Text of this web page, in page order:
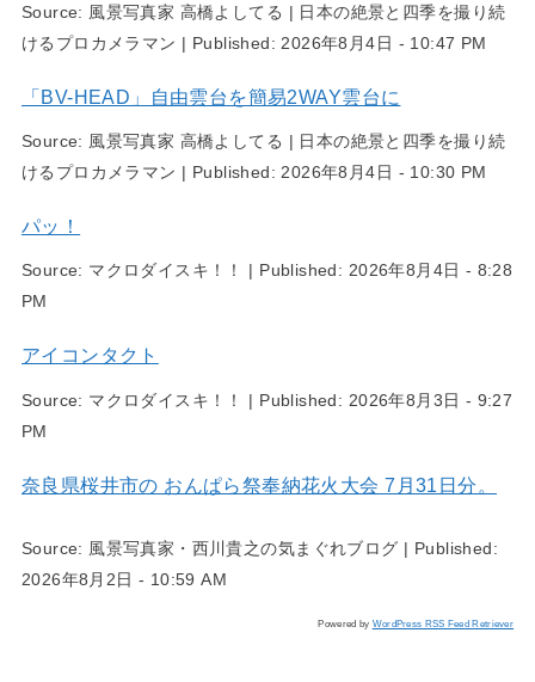
Source: 風景写真家 高橋よしてる | 日本の絶景と四季を撮り続
けるプロカメラマン | Published: 2026年8月4日 - 10:47 PM
「BV-HEAD」自由雲台を簡易2WAY雲台に
Source: 風景写真家 高橋よしてる | 日本の絶景と四季を撮り続
けるプロカメラマン | Published: 2026年8月4日 - 10:30 PM
パッ！
Source: マクロダイスキ！！ | Published: 2026年8月4日 - 8:28
PM
アイコンタクト
Source: マクロダイスキ！！ | Published: 2026年8月3日 - 9:27
PM
奈良県桜井市の おんぱら祭奉納花火大会 7月31日分。
Source: 風景写真家・西川貴之の気まぐれブログ | Published:
2026年8月2日 - 10:59 AM
Powered by WordPress RSS Feed Retriever